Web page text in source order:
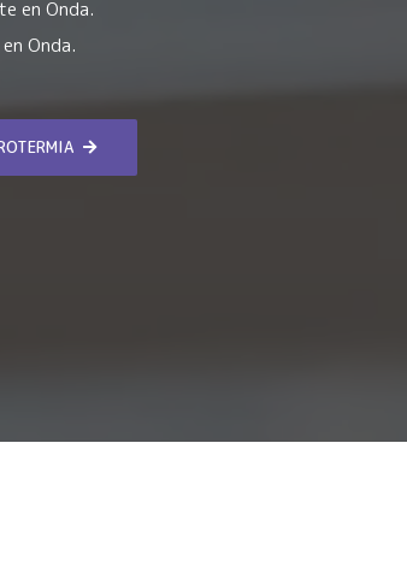
en Onda.
Onda.